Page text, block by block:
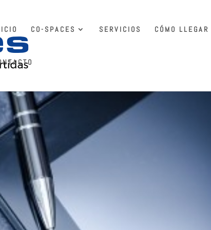
CO-SPACES SERVICIOS CÓMO LLEGAR